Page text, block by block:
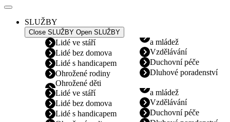
SLUŽBY
Close SLUŽBY Open SLUŽBY
Lidé ve stáří
Lidé bez domova
Lidé s handicapem
Ohrožené rodiny
Ohrožené děti
a mládež
Vzdělávání
Duchovní péče
Dluhové poradenství
Lidé ve stáří
Lidé bez domova
Lidé s handicapem
a mládež
Vzdělávání
Duchovní péče